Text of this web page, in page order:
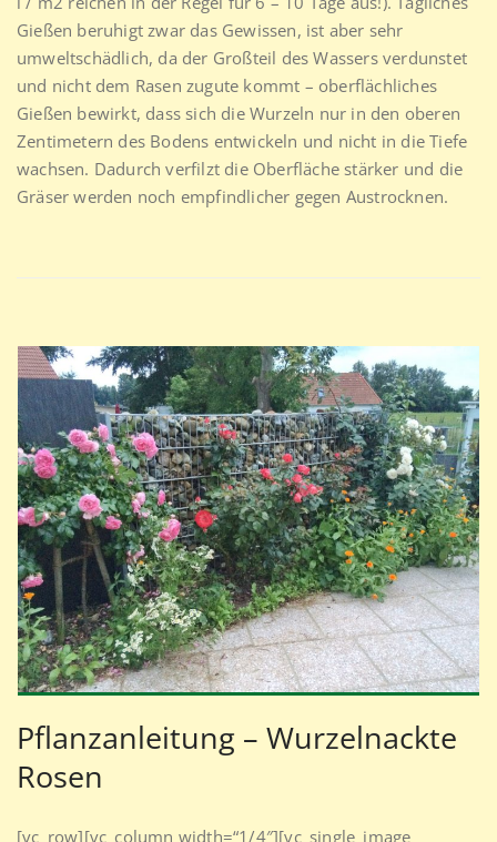
Gießen beruhigt zwar das Gewissen, ist aber sehr
umweltschädlich, da der Großteil des Wassers verdunstet
und nicht dem Rasen zugute kommt – oberflächliches
Gießen bewirkt, dass sich die Wurzeln nur in den oberen
Zentimetern des Bodens entwickeln und nicht in die Tiefe
wachsen. Dadurch verfilzt die Oberfläche stärker und die
Gräser werden noch empfindlicher gegen Austrocknen.
Pflanzanleitung – Wurzelnackte
Rosen
[vc_row][vc_column width=“1/4″][vc_single_image